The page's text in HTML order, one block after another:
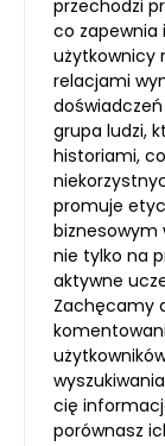
przechodzi
co zapewnia
użytkownicy
relacjami
grupa ludzi,
historiami,
promuje
biznesowym
nie tylko na
aktywne
Zachęcamy
cię
porównasz